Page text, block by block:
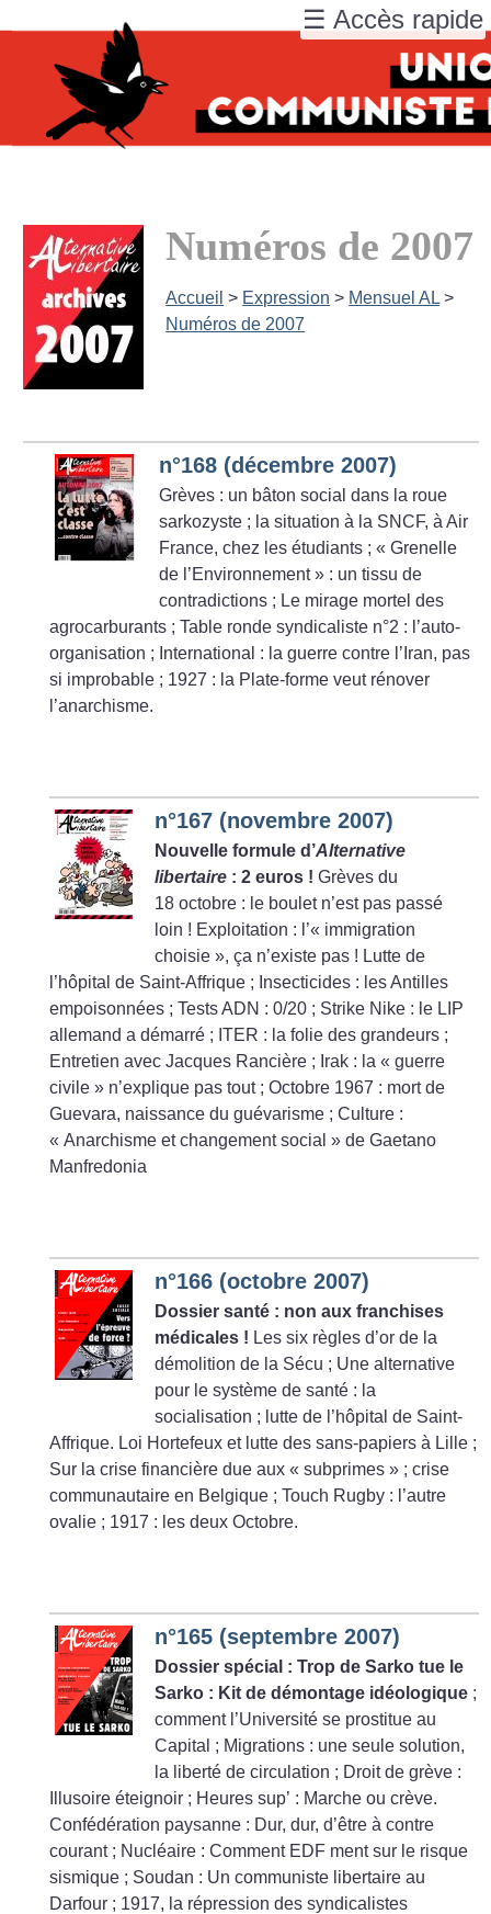
Numéros de 2007
Accueil > Expression > Mensuel AL >
Numéros de 2007
n°168 (décembre 2007)
Grèves : un bâton social dans la roue
sarkozyste ; la situation à la SNCF, à Air
France, chez les étudiants ; « Grenelle
de l’Environnement » : un tissu de
contradictions ; Le mirage mortel des
agrocarburants ; Table ronde syndicaliste n°2 : l’auto-
organisation ; International : la guerre contre l’Iran, pas
si improbable ; 1927 : la Plate-forme veut rénover
l’anarchisme.
n°167 (novembre 2007)
Nouvelle formule d’Alternative
libertaire : 2 euros ! Grèves du
18 octobre : le boulet n’est pas passé
loin ! Exploitation : l’« immigration
choisie », ça n’existe pas ! Lutte de
l’hôpital de Saint-Affrique ; Insecticides : les Antilles
empoisonnées ; Tests ADN : 0/20 ; Strike Nike : le LIP
allemand a démarré ; ITER : la folie des grandeurs ;
Entretien avec Jacques Rancière ; Irak : la « guerre
civile » n’explique pas tout ; Octobre 1967 : mort de
Guevara, naissance du guévarisme ; Culture :
« Anarchisme et changement social » de Gaetano
Manfredonia
n°166 (octobre 2007)
Dossier santé : non aux franchises
médicales ! Les six règles d’or de la
démolition de la Sécu ; Une alternative
pour le système de santé : la
socialisation ; lutte de l’hôpital de Saint-
Affrique. Loi Hortefeux et lutte des sans-papiers à Lille ;
Sur la crise financière due aux « subprimes » ; crise
communautaire en Belgique ; Touch Rugby : l’autre
ovalie ; 1917 : les deux Octobre.
n°165 (septembre 2007)
Dossier spécial : Trop de Sarko tue le
Sarko : Kit de démontage idéologique ;
comment l’Université se prostitue au
Capital ; Migrations : une seule solution,
la liberté de circulation ; Droit de grève :
Illusoire éteignoir ; Heures sup’ : Marche ou crève.
Confédération paysanne : Dur, dur, d’être à contre
courant ; Nucléaire : Comment EDF ment sur le risque
sismique ; Soudan : Un communiste libertaire au
Darfour ; 1917, la répression des syndicalistes
☰ Accès rapide